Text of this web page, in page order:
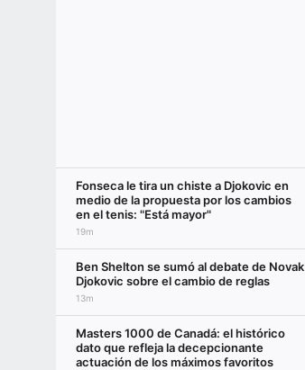
Fonseca le tira un chiste a Djokovic en
medio de la propuesta por los cambios
en el tenis: "Está mayor"
19m
Ben Shelton se sumó al debate de Novak
Djokovic sobre el cambio de reglas
13m
Masters 1000 de Canadá: el histórico
dato que refleja la decepcionante
actuación de los máximos favoritos